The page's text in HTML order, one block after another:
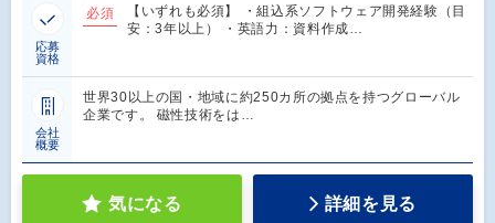
応募
資格
必須
【いずれも必須】 ・組込系ソフトウェア開発経験（目
安：3年以上） ・英語力：資料作成…
会社
概要
世界30以上の国・地域に約250カ所の拠点を持つグローバル
企業です。 磁性技術をは…
気になる 詳細を見る